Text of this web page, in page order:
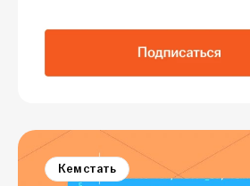
Кем стать